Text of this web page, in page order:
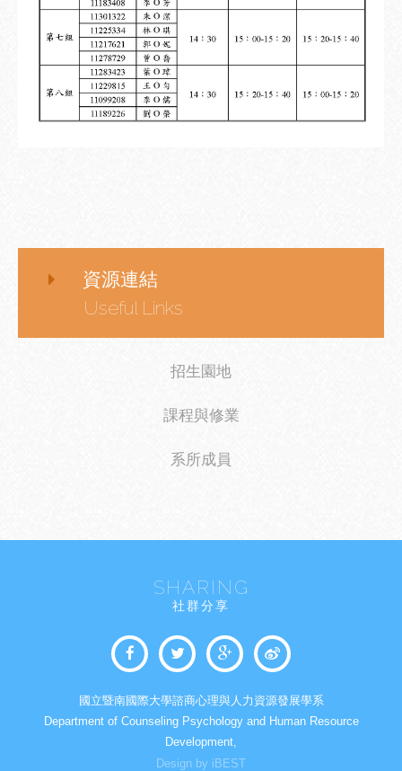
資源連結
Useful Links
招生園地
課程與修業
系所成員
SHARING
社群分享
國立暨南國際大學諮商心理與人力資源發展學系
Department of Counseling Psychology and Human Resource
Development,
Design by iBEST